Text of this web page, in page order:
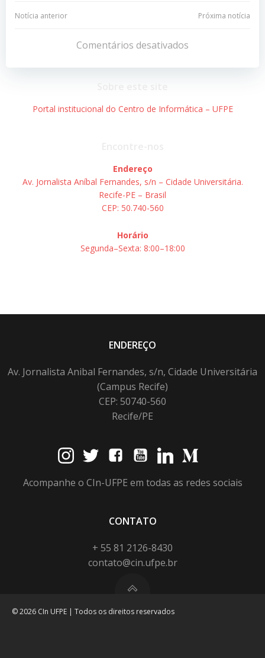
Navegação
Post
Notícia anterior
Navegação
de
Post
Próxima notícia
Comentários desativados
Portal institucional do Centro de Informática – UFPE
Endereço
Av. Jornalista Aníbal Fernandes, s/n – Cidade Universitária.
Recife-PE – Brasil
CEP: 50.740-560
Horário
Segunda–Sexta: 8:00–18:00
ENDEREÇO
Av. Jornalista Anibal Fernandes, s/n, Cidade Universitária
(Campus Recife)
CEP: 50740-560
Recife/PE
Acompanhe o CIn-UFPE em todas as redes sociais
CONTATO
+ 55 81 2126-8430
contato@cin.ufpe.br
© 2026 CIn UFPE | Todos os direitos reservados